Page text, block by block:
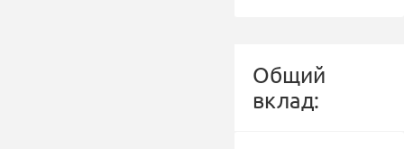
Общий
вклад: